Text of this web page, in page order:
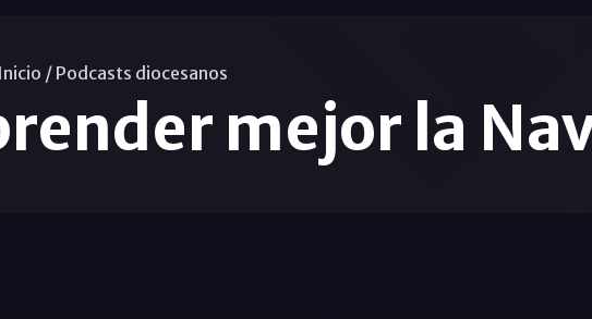
Inicio / Podcasts diocesanos
mejor la